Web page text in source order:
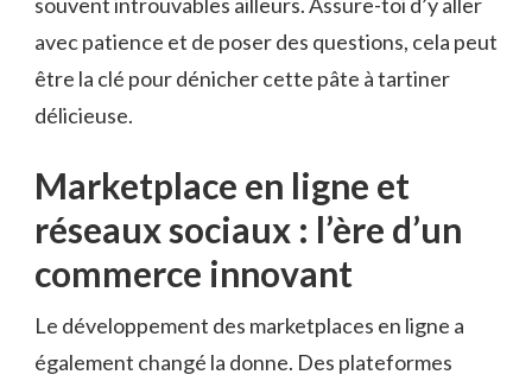
avec patience et de poser des questions, cela peut
être la clé pour dénicher cette pâte à tartiner
délicieuse.
Marketplace en ligne et
réseaux sociaux : l’ère d’un
commerce innovant
Le développement des marketplaces en ligne a
également changé la donne. Des plateformes